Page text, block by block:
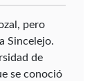
pero
Sincelejo.
de
se conoció